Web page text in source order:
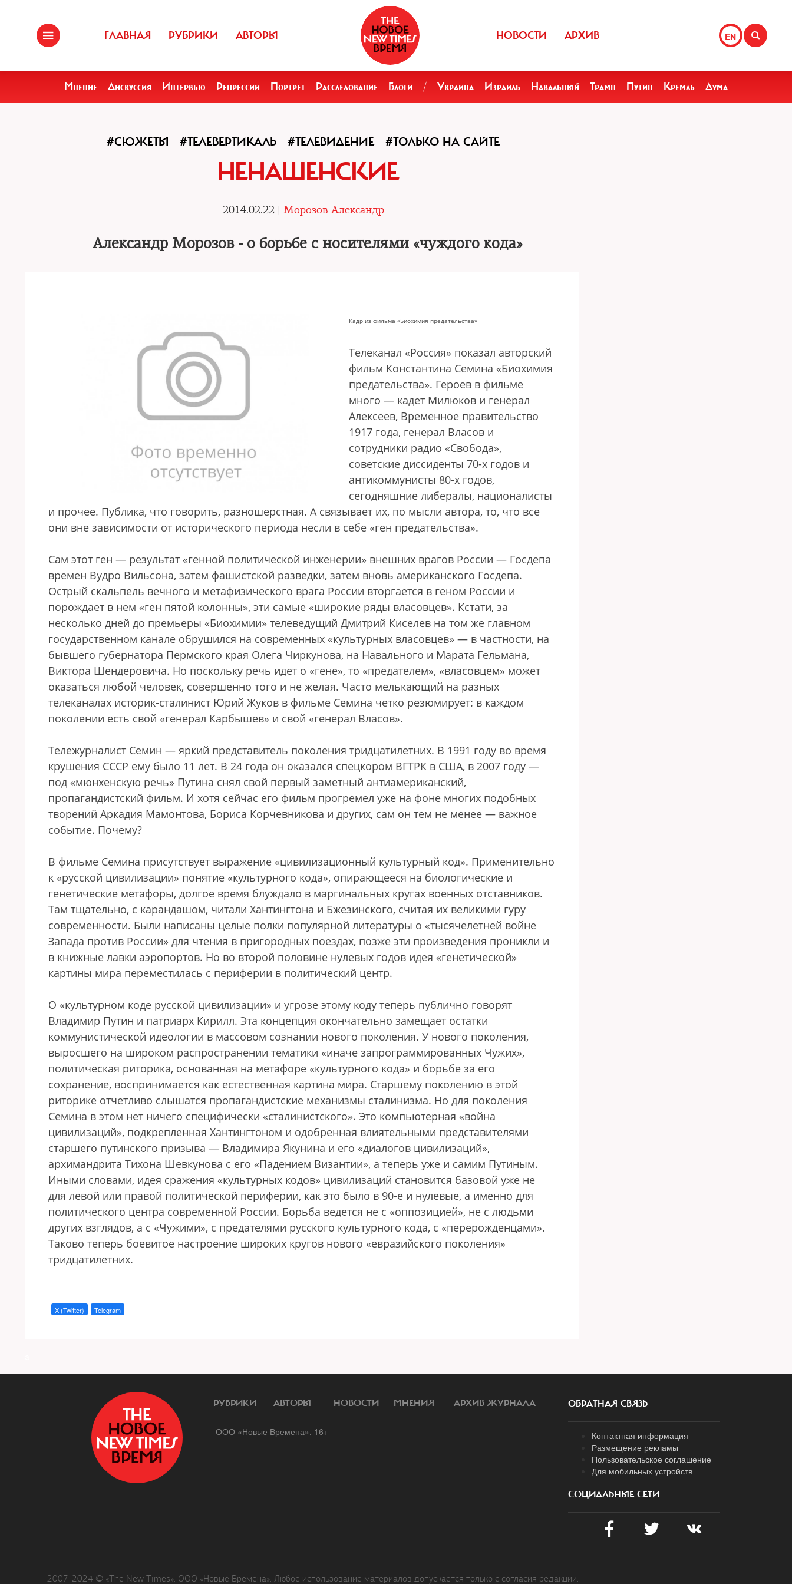
ГЛАВНАЯ РУБРИКИ АВТОРЫ EN
НОВОСТИ АРХИВ
Мнение Дискуссия Интервью Репрессии Портрет Расследование Блоги / Украина Израиль Навальный Трамп Путин Кремль Дума
#СЮЖЕТЫ #ТЕЛЕВЕРТИКАЛЬ #ТЕЛЕВИДЕНИЕ #ТОЛЬКО НА САЙТЕ
НЕНАШЕНСКИЕ
2014.02.22 | Морозов Александр
Александр Морозов - о борьбе с носителями «чуждого кода»
Кадр из фильма «Биохимия предательства»
Телеканал «Россия» показал авторский
фильм Константина Семина «Биохимия
предательства». Героев в фильме
много — кадет Милюков и генерал
Алексеев, Временное правительство
1917 года, генерал Власов и
сотрудники радио «Свобода»,
советские диссиденты 70-х годов и
антикоммунисты 80-х годов,
сегодняшние либералы, националисты
и прочее. Публика, что говорить, разношерстная. А связывает их, по мысли автора, то, что все
они вне зависимости от исторического периода несли в себе «ген предательства».
Сам этот ген — результат «генной политической инженерии» внешних врагов России — Госдепа
времен Вудро Вильсона, затем фашистской разведки, затем вновь американского Госдепа.
Острый скальпель вечного и метафизического врага России вторгается в геном России и
порождает в нем «ген пятой колонны», эти самые «широкие ряды власовцев». Кстати, за
несколько дней до премьеры «Биохимии» телеведущий Дмитрий Киселев на том же главном
государственном канале обрушился на современных «культурных власовцев» — в частности, на
бывшего губернатора Пермского края Олега Чиркунова, на Навального и Марата Гельмана,
Виктора Шендеровича. Но поскольку речь идет о «гене», то «предателем», «власовцем» может
оказаться любой человек, совершенно того и не желая. Часто мелькающий на разных
телеканалах историк-сталинист Юрий Жуков в фильме Семина четко резюмирует: в каждом
поколении есть свой «генерал Карбышев» и свой «генерал Власов».
Тележурналист Семин — яркий представитель поколения тридцатилетних. В 1991 году во время
крушения СССР ему было 11 лет. В 24 года он оказался спецкором ВГТРК в США, в 2007 году —
под «мюнхенскую речь» Путина снял свой первый заметный антиамериканский,
пропагандистский фильм. И хотя сейчас его фильм прогремел уже на фоне многих подобных
творений Аркадия Мамонтова, Бориса Корчевникова и других, сам он тем не менее — важное
событие. Почему?
В фильме Семина присутствует выражение «цивилизационный культурный код». Применительно
к «русской цивилизации» понятие «культурного кода», опирающееся на биологические и
генетические метафоры, долгое время блуждало в маргинальных кругах военных отставников.
Там тщательно, с карандашом, читали Хантингтона и Бжезинского, считая их великими гуру
современности. Были написаны целые полки популярной литературы о «тысячелетней войне
Запада против России» для чтения в пригородных поездах, позже эти произведения проникли и
в книжные лавки аэропортов. Но во второй половине нулевых годов идея «генетической»
картины мира переместилась с периферии в политический центр.
О «культурном коде русской цивилизации» и угрозе этому коду теперь публично говорят
Владимир Путин и патриарх Кирилл. Эта концепция окончательно замещает остатки
коммунистической идеологии в массовом сознании нового поколения. У нового поколения,
выросшего на широком распространении тематики «иначе запрограммированных Чужих»,
политическая риторика, основанная на метафоре «культурного кода» и борьбе за его
сохранение, воспринимается как естественная картина мира. Старшему поколению в этой
риторике отчетливо слышатся пропагандистские механизмы сталинизма. Но для поколения
Семина в этом нет ничего специфически «сталинистского». Это компьютерная «война
цивилизаций», подкрепленная Хантингтоном и одобренная влиятельными представителями
старшего путинского призыва — Владимира Якунина и его «диалогов цивилизаций»,
архимандрита Тихона Шевкунова с его «Падением Византии», а теперь уже и самим Путиным.
Иными словами, идея сражения «культурных кодов» цивилизаций становится базовой уже не
для левой или правой политической периферии, как это было в 90-е и нулевые, а именно для
политического центра современной России. Борьба ведется не с «оппозицией», не с людьми
других взглядов, а с «Чужими», с предателями русского культурного кода, с «перерожденцами».
Таково теперь боевитое настроение широких кругов нового «евразийского поколения»
тридцатилетних.
X (Twitter) Telegram
РУБРИКИ АВТОРЫ НОВОСТИ МНЕНИЯ АРХИВ ЖУРНАЛА
ООО «Новые Времена». 16+
ОБРАТНАЯ СВЯЗЬ
Контактная информация
Размещение рекламы
Пользовательское соглашение
Для мобильных устройств
СОЦИАЛЬНЫЕ СЕТИ
2007-2024 © «The New Times». ООО «Новые Времена». Любое использование материалов допускается только с согласия редакции.